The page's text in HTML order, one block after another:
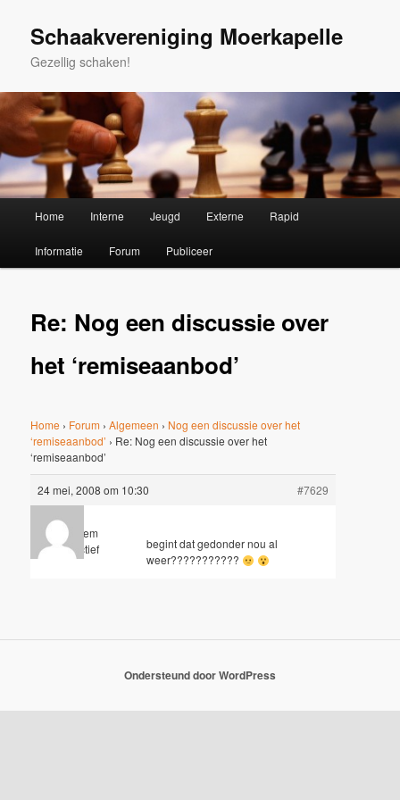
primaire
Schaakvereniging Moerkapelle
Gezellig schaken!
Home Interne Jeugd Externe Rapid
Informatie Forum Publiceer
Re: Nog een discussie over
het ‘remiseaanbod’
Home › Forum › Algemeen › Nog een discussie over het
‘remiseaanbod’ › Re: Nog een discussie over het
‘remiseaanbod’
24 mei, 2008 om 10:30 #7629
Anoniem
Inactief
begint dat gedonder nou al
weer???????????
Ondersteund door WordPress